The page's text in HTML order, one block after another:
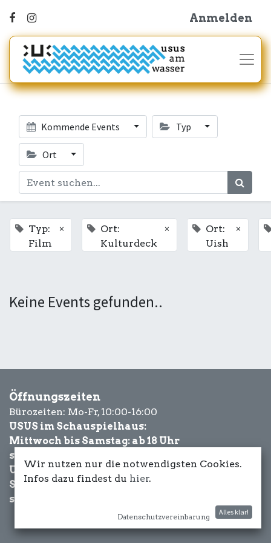
Anmelden
Kommende Events Typ
Ort
Typ:
Film
×
Ort:
Kulturdeck
×
Ort:
Uish
×
Keine Events gefunden..
Öffnungszeiten
Bürozeiten: Mo-Fr, 10:00-16:00
USUS im Schauspielhaus:
Mittwoch bis Samstag: ab 18 Uhr
sowie Eventbezogen.
USUS am Wasser:
Schönwetter-
sowie Eventbezogen.
Wir nutzen nur die notwendigsten Cookies.
Infos dazu findest du hier.
Datenschutzvereinbarung
Alles klar!